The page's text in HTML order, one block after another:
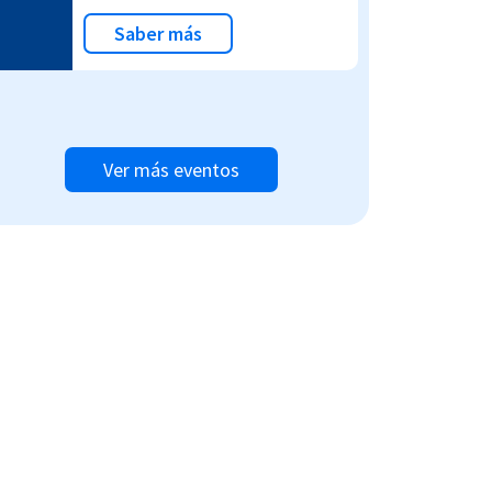
Saber más
Ver más eventos